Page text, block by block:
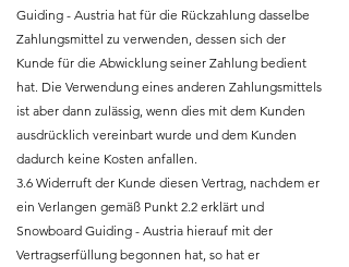
Guiding - Austria hat für die Rückzahlung dasselbe
Zahlungsmittel zu verwenden, dessen sich der
Kunde für die Abwicklung seiner Zahlung bedient
hat. Die Verwendung eines anderen Zahlungsmittels
ist aber dann zulässig, wenn dies mit dem Kunden
ausdrücklich vereinbart wurde und dem Kunden
dadurch keine Kosten anfallen.
3.6 Widerruft der Kunde diesen Vertrag, nachdem er
ein Verlangen gemäß Punkt 2.2 erklärt und
Snowboard Guiding - Austria hierauf mit der
Vertragserfüllung begonnen hat, so hat er